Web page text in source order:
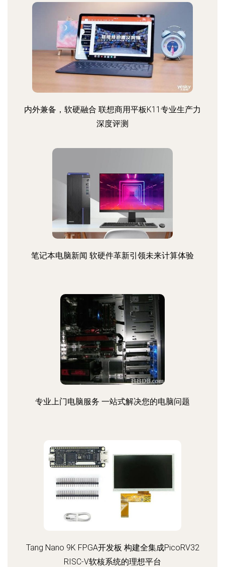
内外兼备，软硬融合 联想商用平板K11专业生产力
深度评测
笔记本电脑新闻 软硬件革新引领未来计算体验
专业上门电脑服务 一站式解决您的电脑问题
Tang Nano 9K FPGA开发板 构建全集成PicoRV32
RISC-V软核系统的理想平台